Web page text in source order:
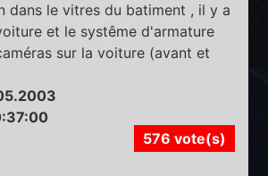
dans le vitres du batiment , il y a
et le systême d'armature
sur la voiture (avant et
576 vote(s)